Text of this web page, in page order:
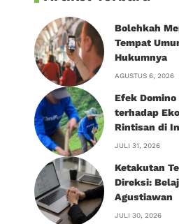
Bolehkah
Tempat
Hukumnya
AGUSTUS 6, 2026
Efek
terhadap
Rintisan di
JULI 31, 2026
Ketakutan
Direksi:
Agustiawan
JULI 30, 2026